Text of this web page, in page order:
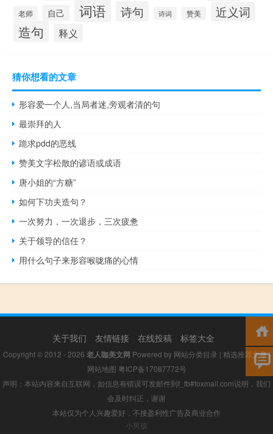
老师 自己 词语 诗句 诗词 赞美 近义词
造句 释义
猜你想看的文章
形容爱一个人,当局者迷,旁观者清的句
最崇拜的人
跪求pdd的恶线
赞美文字松散的谚语或成语
唐小姐的“方糖”
如何下功夫造句？
一次努力，一次退步，三次疲惫
关于领导的信任？
用什么句子来形容喉咙痛的心情
关于我们 友情链接 在线投稿 标签大全
Copyright © 2012 - 2026 老人咖美文网 Powered by 网站分类目录 | 精选推荐文章|
网站地图 粤ICP备17087772号
声明：本站内容来自互联网，如信息有错误可发邮件到f_fb#foxmail.com说明，我们
会及时纠正，谢谢
本站仅为个人兴趣爱好，不接盈利性广告及商业合作
小男孩